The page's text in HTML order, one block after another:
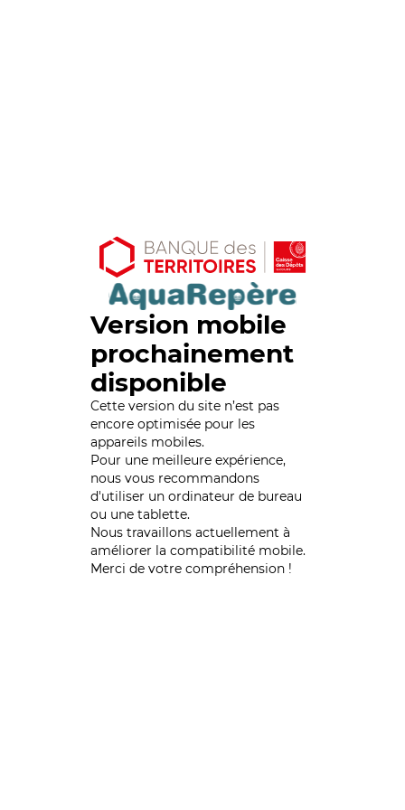
Version mobile
prochainement
disponible
Cette version du site n’est pas
encore optimisée pour les
appareils mobiles.
Pour une meilleure expérience,
nous vous recommandons
d'utiliser un ordinateur de bureau
ou une tablette.
Nous travaillons actuellement à
améliorer la compatibilité mobile.
Merci de votre compréhension !